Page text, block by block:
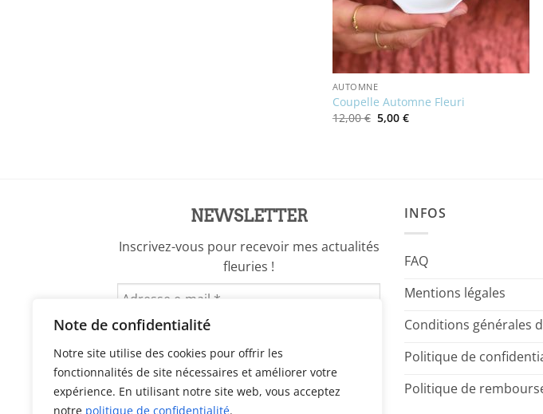
Note de confidentialité
Notre site utilise des cookies pour offrir les
fonctionnalités de site nécessaires et améliorer votre
expérience. En utilisant notre site web, vous acceptez
notre politique de confidentialité.
AUTOMNE
Coupelle Automne Fleuri
12,00€ Le
prix
5,00€Le
NEWSLETTER
Inscrivez-vous pour recevoir mes actualités
fleuries !
INFOS
FAQ
Mentions légales
Conditions générales
Politique de
Politique de